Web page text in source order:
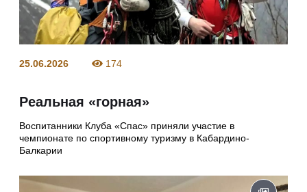
25.06.2026 174
Реальная «горная»
Воспитанники Клуба «Спас» приняли участие в
чемпионате по спортивному туризму в Кабардино-
Балкарии